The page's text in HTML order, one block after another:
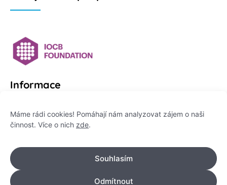
Máme rádi cookies! Pomáhají nám analyzovat zájem o naši
činnost. Více o nich zde.
Souhlasím
Odmítnout
Informace
Platformu Zeptej se vědce provozuje:
IČO: 178 47 389
Flemingovo náměstí 542/2,
Dejvice, 160 00 Praha 6